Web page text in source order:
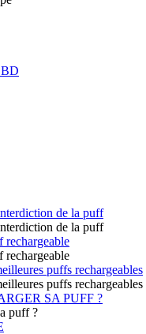
de la puff
de la puff
rechargeable
rechargeable
puffs rechargeables
puffs rechargeables
SA PUFF ?
puff ?